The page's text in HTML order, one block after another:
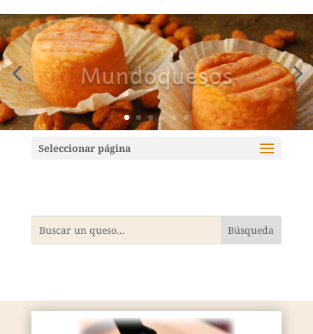
Mundoquesos
Seleccionar página